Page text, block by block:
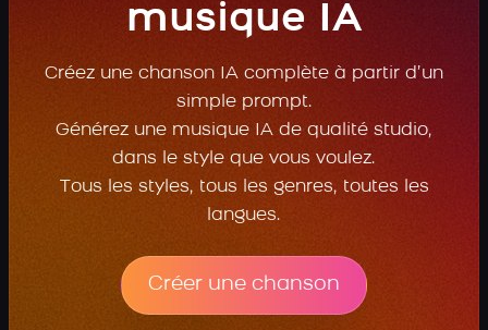
musique IA
Créez une chanson IA complète à partir d’un
simple prompt.
Générez une musique IA de qualité studio,
dans le style que vous voulez.
Tous les styles, tous les genres, toutes les
langues.
Créer une chanson